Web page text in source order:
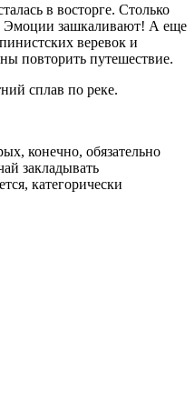
в восторге. Столько
Эмоции зашкаливают! А еще
веревок и
повторить путешествие.
сплав по реке.
конечно, обязательно
закладывать
категорически